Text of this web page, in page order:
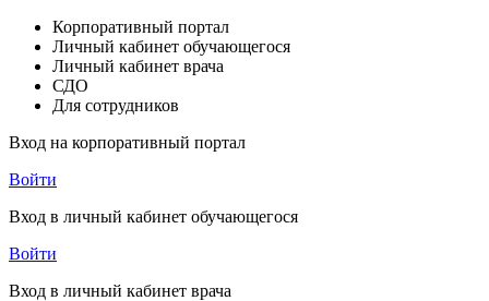
Корпоративный портал
Личный кабинет обучающегося
Личный кабинет врача
СДО
Для сотрудников
Вход на корпоративный портал
Войти
Вход в личный кабинет обучающегося
Войти
Вход в личный кабинет врача